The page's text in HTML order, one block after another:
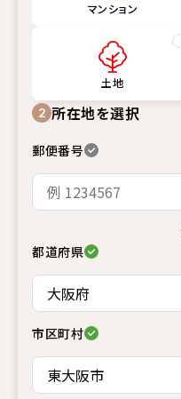
マンション
土地
2 所在地を選択
郵便番号
都道府県
市区町村